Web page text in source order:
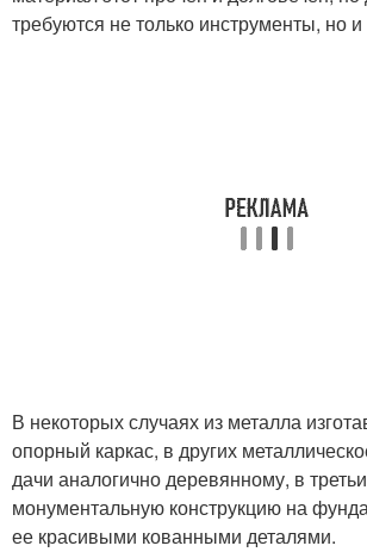
требуются не только инструменты, но
В некоторых случаях из металла
опорный каркас, в других
дачи аналогично деревянному, в
монументальную конструкцию на
ее красивыми кованными деталями.